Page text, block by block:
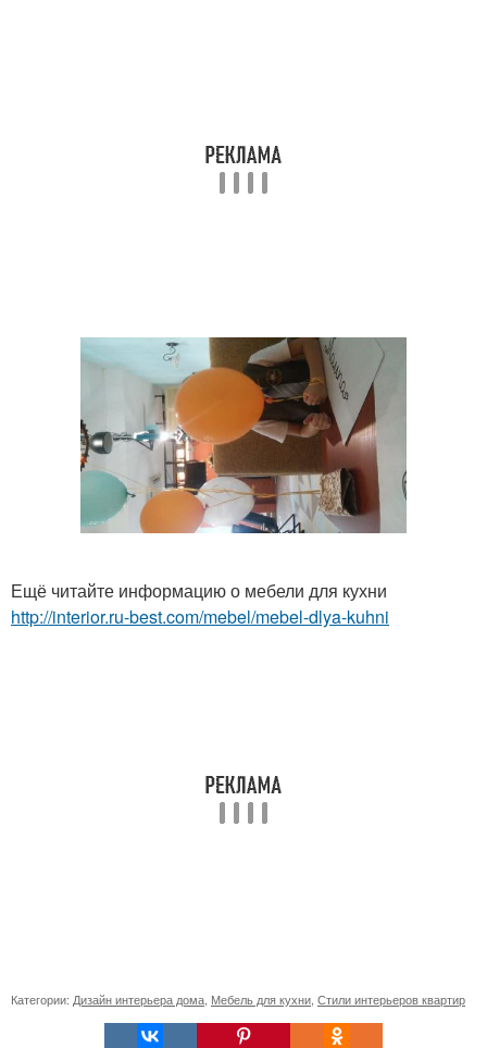
Ещё читайте информацию о мебели для кухни
http://interior.ru-best.com/mebel/mebel-dlya-kuhni
Категории: Дизайн интерьера дома Мебель для кухни Стили интерьеров квартир